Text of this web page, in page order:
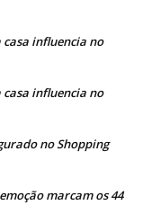
influencia no
influencia no
no Shopping
marcam os 44